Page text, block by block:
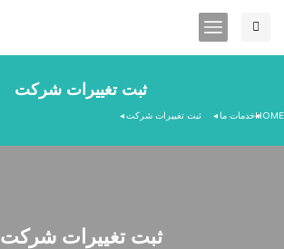
ثبت تغییرات شرکت
You are here:
HOMEخدمات ما ثبت تغییرات شرکت
ثبت تغییرات شرکت